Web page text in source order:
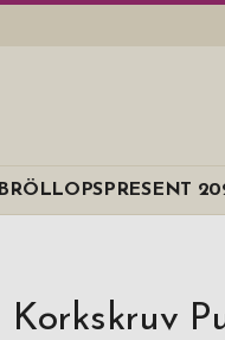
BRÖLLOPSPRESENT
Korkskruv